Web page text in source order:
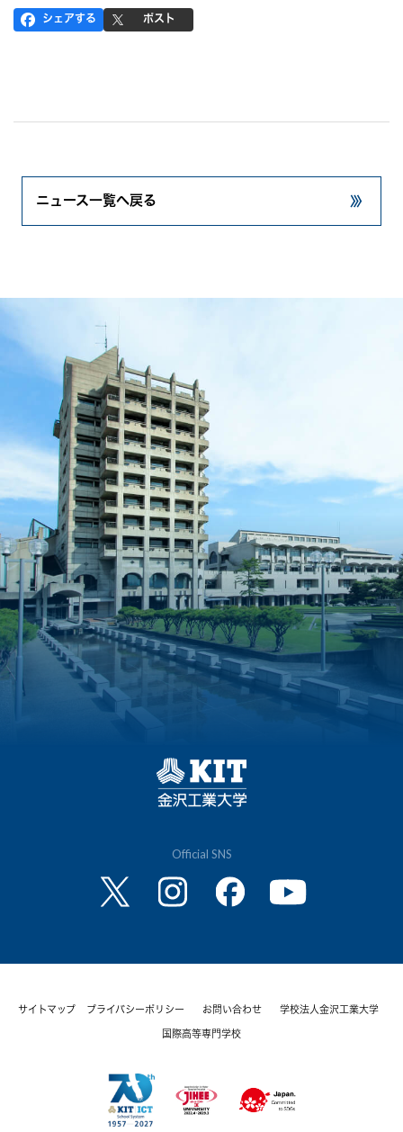
シェアする ポスト
ニュース一覧へ戻る
Official SNS
サイトマップ プライバシーポリシー お問い合わせ 学校法人金沢工業大学
国際高等専門学校